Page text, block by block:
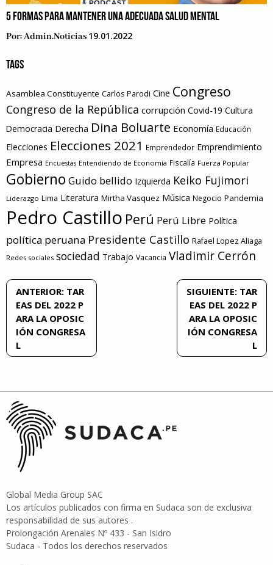
5 FORMAS PARA MANTENER UNA ADECUADA SALUD MENTAL
Por:Admin.noticias 19.01.2022
TAGS
Asamblea Constituyente Carlos Parodi Cine Congreso
Congreso de la República corrupción Covid-19 Cultura
Democracia Derecha Dina Boluarte Economía Educación
Elecciones Elecciones 2021 Emprendedor Emprendimiento
Empresa Encuestas Entendiendo de Economía Fiscalía Fuerza Popular
Gobierno Guido bellido Izquierda Keiko Fujimori
Liderazgo Lima Literatura Mirtha Vasquez Música Negocio Pandemia
Pedro Castillo Perú Perú Libre Política
política peruana Presidente Castillo Rafael Lopez Aliaga
Redes sociales sociedad Trabajo Vacancia Vladimir Cerrón
Navegación
de
entradas
ANTERIOR: TAR
EAS DEL 2022 P
ARA LA OPOSIC
IÓN CONGRESA
L
SIGUIENTE: TAR
EAS DEL 2022 P
ARA LA OPOSIC
IÓN CONGRESA
L
Global Media Group SAC
Los artículos publicados con firma en Sudaca son de exclusiva
responsabilidad de sus autores .
Prolongación Arenales Nº 433 - San Isidro
Sudaca - Todos los derechos reservados